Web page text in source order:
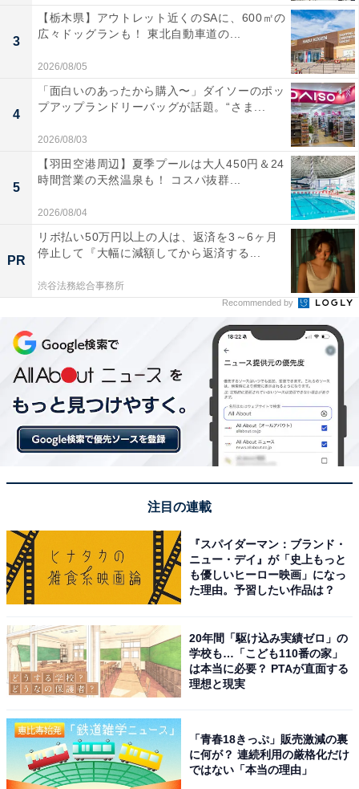
3
【栃木県】アウトレット近くのSAに、600㎡の
広々ドッグランも！ 東北自動車道の...
2026/08/05
4
「面白いのあったから購入〜」ダイソーのポッ
プアップランドリーバッグが話題。“さま...
2026/08/03
5
【羽田空港周辺】夏季プールは大人450円＆24
時間営業の天然温泉も！ コスパ抜群...
2026/08/04
PR
リボ払い50万円以上の人は、返済を3～6ヶ月
停止して『大幅に減額してから返済する...
渋谷法務総合事務所
Recommended by
注目の連載
『スパイダーマン：ブランド・
ニュー・デイ』が「史上もっと
も優しいヒーロー映画」になっ
た理由。予習したい作品は？
20年間「駆け込み実績ゼロ」の
学校も…「こども110番の家」
は本当に必要？ PTAが直面する
理想と現実
「青春18きっぷ」販売激減の裏
に何が？ 連続利用の厳格化だけ
ではない「本当の理由」